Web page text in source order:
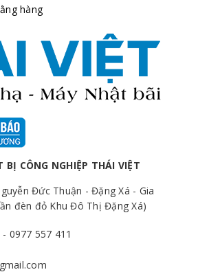
hàng
BỊ CÔNG NGHIỆP THÁI VIỆT
Đức Thuận - Đặng Xá - Gia
đèn đỏ Khu Đô Thị Đặng Xá)
0977 557 411